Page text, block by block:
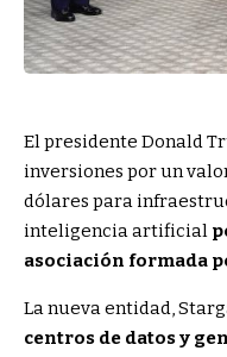
El presidente Donald
inversiones por un
dólares para
inteligencia artificial
asociación formada
La nueva entidad,
centros de datos y